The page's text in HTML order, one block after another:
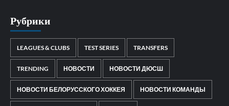
Рубрики
LEAGUES & CLUBS TEST SERIES TRANSFERS
TRENDING НОВОСТИ НОВОСТИ ДЮСШ
НОВОСТИ БЕЛОРУССКОГО ХОККЕЯ НОВОСТИ КОМАНДЫ